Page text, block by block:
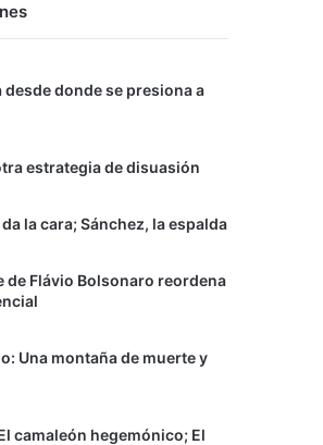
desde donde se presiona a
estrategia de disuasión
la cara; Sánchez, la espalda
de Flávio Bolsonaro reordena
Una montaña de muerte y
camaleón hegemónico; El